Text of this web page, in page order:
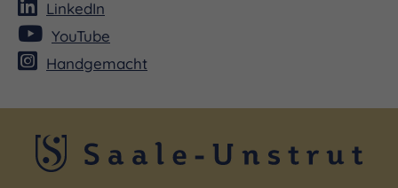
LinkedIn
YouTube
Handgemacht